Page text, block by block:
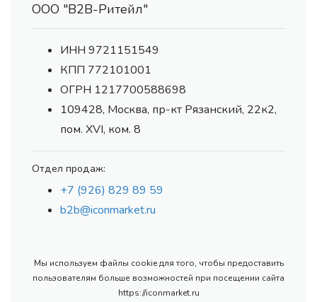
ООО "В2В-Ритейл"
ИНН 9721151549
КПП 772101001
ОГРН 1217700588698
109428, Москва, пр-кт Рязанский, 22к2,
пом. XVI, ком. 8
Отдел продаж:
+7 (926) 829 89 59
b2b@iconmarket.ru
Мы используем файлы cookie для того, чтобы предоставить
пользователям больше возможностей при посещении сайта
https://iconmarket.ru